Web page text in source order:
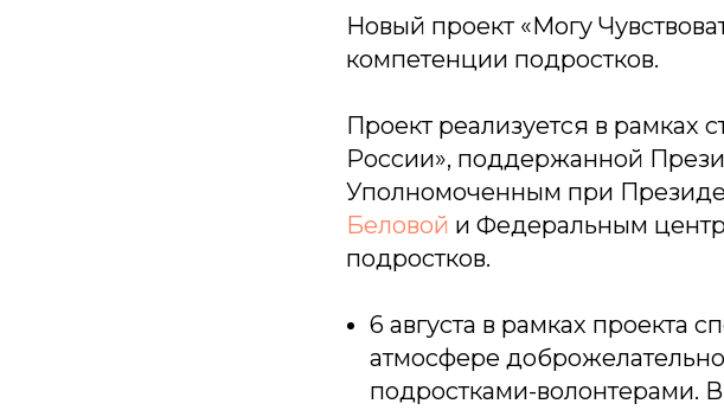
Новый проект «Могу
компетенции подростков.
Проект реализуется в рамках
России», поддержанной
Уполномоченным при
Беловой и Федеральным
подростков.
6 августа в рамках проекта
атмосфере
подростками-волонтерами.